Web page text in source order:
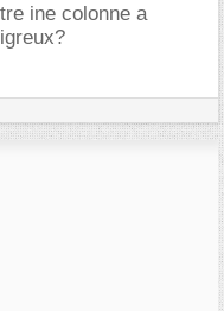
ine colonne a